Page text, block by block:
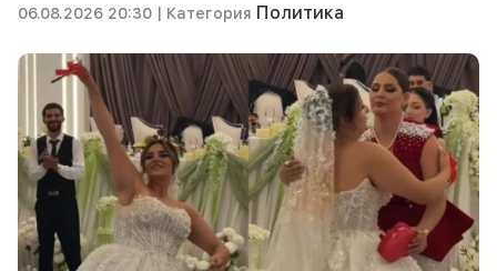
06.08.2026 20:30 | Категория Политика